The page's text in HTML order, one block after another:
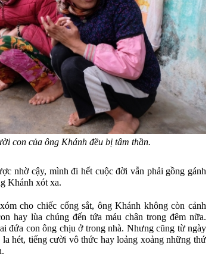
con của ông Khánh đều bị tâm thần.
nhờ cậy, mình đi hết cuộc đời vẫn phải gồng gánh
Khánh xót xa.
cho chiếc cổng sắt, ông Khánh không còn cảnh
hay lùa chúng đến tứa máu chân trong đêm nữa.
đứa con ông chịu ở trong nhà. Nhưng cũng từ ngày
hét, tiếng cười vô thức hay loảng xoảng những thứ